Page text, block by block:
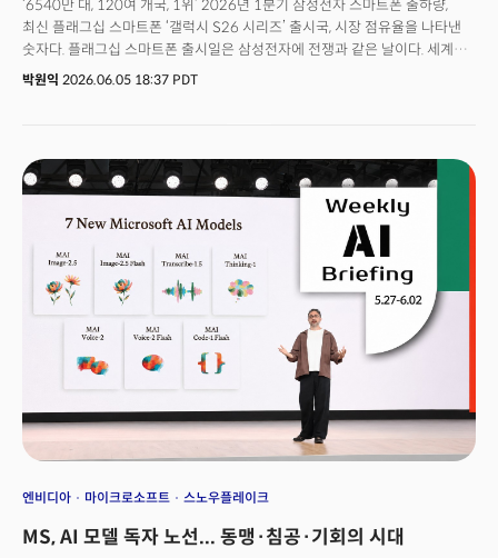
‘6540만 대, 120여 개국, 1위’ 2026년 1분기 삼성전자 스마트폰 출하량,
최신 플래그십 스마트폰 ‘갤럭시 S26 시리즈’ 출시국, 시장 점유율을 나타낸
숫자다. 플래그십 스마트폰 출시일은 삼성전자에 전쟁과 같은 날이다. 세계
시장, 수백만 대의 판매량, 대규모 프로모션 예산이 동시에 움직이며 방대한
삼성전자 DX부문 MX사업부 디지털커머스팀장(부사장)은 6월 2일(현지시각)
미국 샌프란시스코 모스콘 센터에서 열린 ‘스노우플레이크 서밋
26(Snowflake Summit 26)’ 기조연설 무대에 올라 삼성전자의 실전 AX
사례를 공개했다.
박원익 2026.06.05 18:37 PDT
엔비디아 마이크로소프트 스노우플레이크
MS, AI 모델 독자 노선... 동맹·침공·기회의 시대